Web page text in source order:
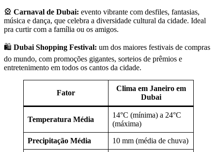
🎡 Carnaval de Dubai: evento vibrante com desfiles, fantasias,
música e dança, que celebra a diversidade cultural da cidade. Ideal
pra curtir com a família ou os amigos.
🛍️ Dubai Shopping Festival: um dos maiores festivais de compras
do mundo, com promoções gigantes, sorteios de prêmios e
entretenimento em todos os cantos da cidade.
Fator
Clima em Janeiro em
Dubai
Temperatura Média
14°C (mínima) a 24°C
(máxima)
Precipitação Média 10 mm (média de chuva)